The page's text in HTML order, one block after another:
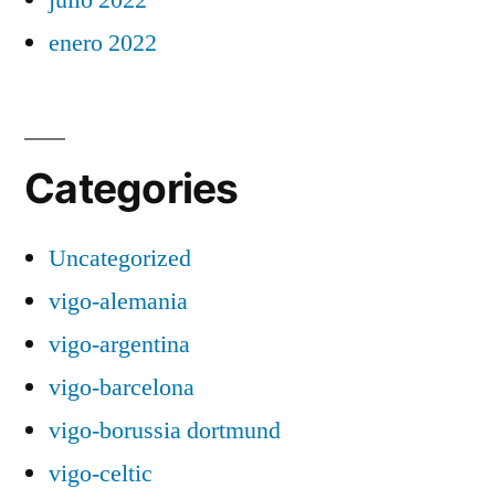
enero 2022
Categories
Uncategorized
vigo-alemania
vigo-argentina
vigo-barcelona
vigo-borussia dortmund
vigo-celtic